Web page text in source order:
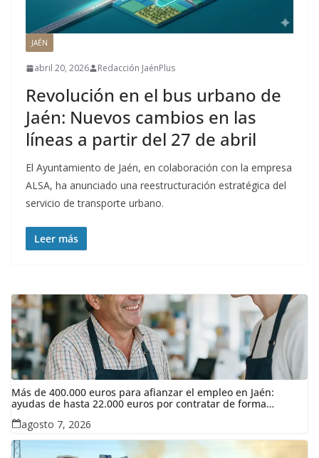
JAÉN
abril 20, 2026 Redacción JaénPlus
Revolución en el bus urbano de
Jaén: Nuevos cambios en las
líneas a partir del 27 de abril
El Ayuntamiento de Jaén, en colaboración con la empresa
ALSA, ha anunciado una reestructuración estratégica del
servicio de transporte urbano.
Leer más
Más de 400.000 euros para afianzar el empleo en Jaén:
ayudas de hasta 22.000 euros por contratar de forma
indefinida
agosto 7, 2026